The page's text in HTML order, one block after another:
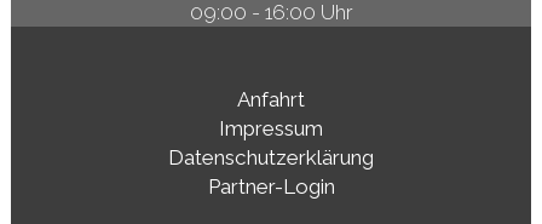
09:00 - 16:00 Uhr
Anfahrt
Impressum
Datenschutzerklärung
Partner-Login